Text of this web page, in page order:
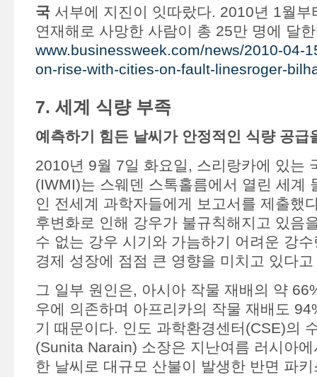
국서부에 지진이 잇따랐다. 2010년 1월부
연재해로 사망한 사람이 총 25만 명에 달
www.businessweek.com/news/2010-04-
on-rise-with-cities-on-fault-linesroger-
7. 세계 식량 부족
예측하기 힘든 날씨가 안정적인 식량 공급
2010년 9월 7일 화요일, 스리랑카에 있는
(IWMI)는 스웨덴 스톡홀름에서 열린 세계
인 전세계 과학자들에게 보고서를 제출했
후변화로 인해 강우가 불규칙해지고 있음
수 없는 강우 시기와 가늠하기 어려운 강
경제 성장에 점점 큰 영향을 미치고 있다
그 일부 원인은, 아시아 작물 재배의 약
우에 의존하며 아프리카의 작물 재배도
기 때문이다. 인도 과학환경센터(CSE)의
(Sunita Narain) 소장은 지난여름 러시아
한 날씨로 대규모 산불이 발생한 반면 파